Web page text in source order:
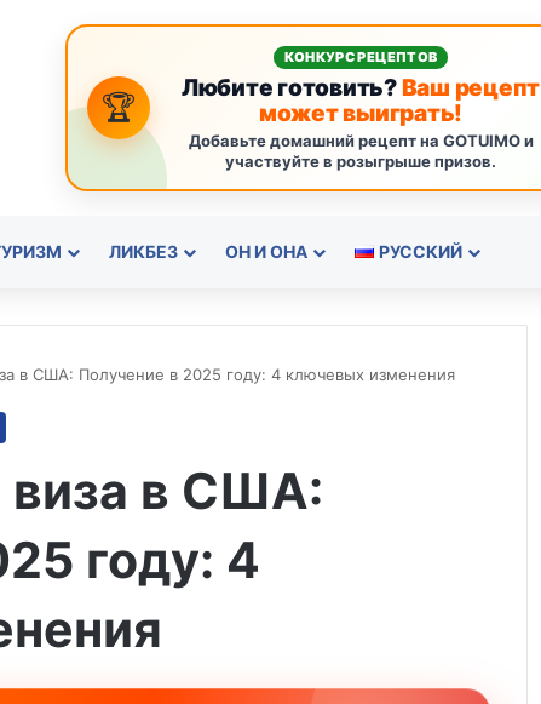
🏆
КОНКУРС РЕЦЕПТОВ
Любите готовить?Ваш рецепт
может выиграть!
Добавьте домашний рецепт на GOTUIMO и
участвуйте в розыгрыше призов.
ЛИКБЕЗ ОН И ОНА РУССКИЙ
в США: Получение в 2025 году: 4 ключевых изменения
виза в США:
году: 4